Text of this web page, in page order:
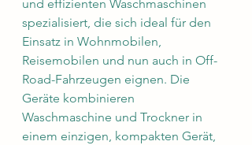
und effizienten Waschmaschinen
spezialisiert, die sich ideal für den
Einsatz in Wohnmobilen,
Reisemobilen und nun auch in Off-
Road-Fahrzeugen eignen. Die
Geräte kombinieren
Waschmaschine und Trockner in
einem einzigen, kompakten Gerät,